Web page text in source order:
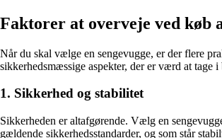
Faktorer at overveje ved køb
Når du skal vælge en sengevugge, er der flere
sikkerhedsmæssige aspekter, der er værd at tage i
1. Sikkerhed og stabilitet
Sikkerheden er altafgørende. Vælg en
gældende sikkerhedsstandarder, og som står